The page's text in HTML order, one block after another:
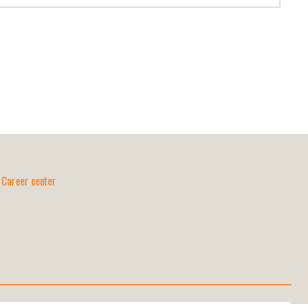
Career center